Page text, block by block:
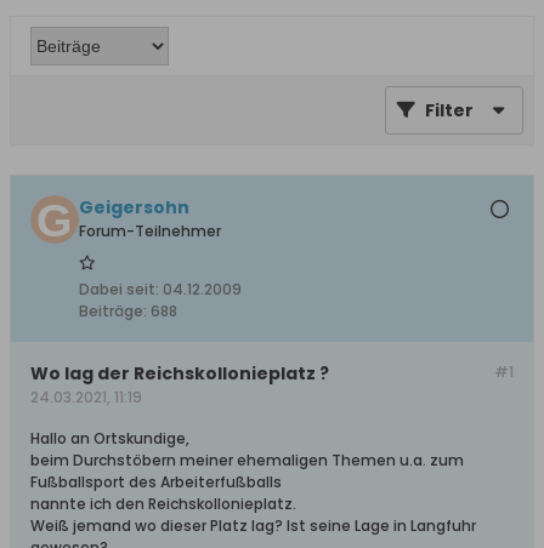
Filter
Geigersohn
Forum-Teilnehmer
Dabei seit: 04.12.2009
Beiträge: 688
#1
Wo lag der Reichskollonieplatz ?
24.03.2021, 11:19
Hallo an Ortskundige,
beim Durchstöbern meiner ehemaligen Themen u.a. zum
Fußballsport des Arbeiterfußballs
nannte ich den Reichskollonieplatz.
Weiß jemand wo dieser Platz lag? Ist seine Lage in Langfuhr